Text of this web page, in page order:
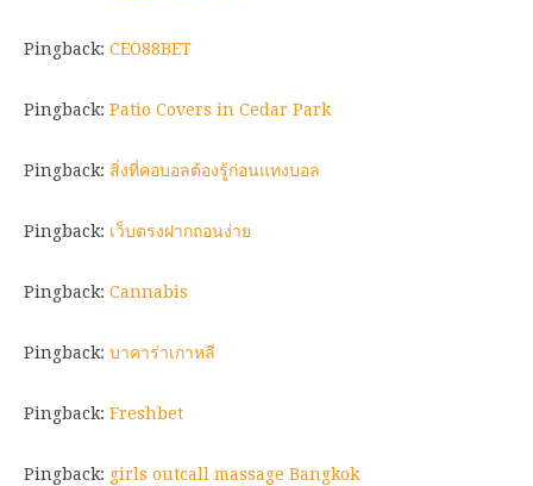
Pingback: CEO88BET
Pingback: Patio Covers in Cedar Park
Pingback: สิ่งที่คอบอลต้องรู้ก่อนแทงบอล
Pingback: เว็บตรงฝากถอนง่าย
Pingback: Cannabis
Pingback: บาคาร่าเกาหลี
Pingback: Freshbet
Pingback: girls outcall massage Bangkok